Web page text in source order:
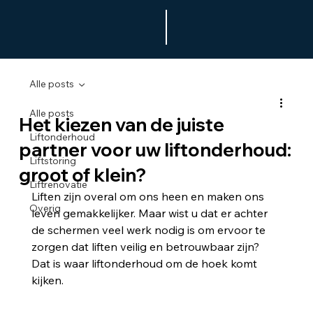
Alle posts
Liftonderhoud
Liftstoring
Liftrenovatie
Overig
Alle posts
Het kiezen van de juiste
partner voor uw liftonderhoud:
groot of klein?
Liften zijn overal om ons heen en maken ons
leven gemakkelijker. Maar wist u dat er achter
de schermen veel werk nodig is om ervoor te
zorgen dat liften veilig en betrouwbaar zijn?
Dat is waar liftonderhoud om de hoek komt
kijken.